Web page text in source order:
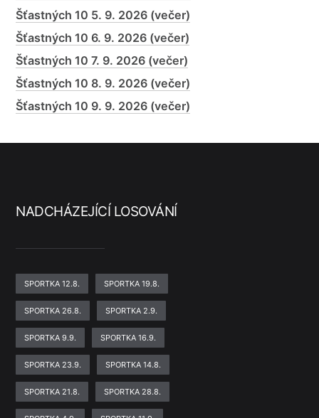
Šťastných 10 5. 9. 2026 (večer)
Šťastných 10 6. 9. 2026 (večer)
Šťastných 10 7. 9. 2026 (večer)
Šťastných 10 8. 9. 2026 (večer)
Šťastných 10 9. 9. 2026 (večer)
NADCHÁZEJÍCÍ LOSOVÁNÍ
SPORTKA 12.8. SPORTKA 19.8.
SPORTKA 26.8. SPORTKA 2.9.
SPORTKA 9.9. SPORTKA 16.9.
SPORTKA 23.9. SPORTKA 14.8.
SPORTKA 21.8. SPORTKA 28.8.